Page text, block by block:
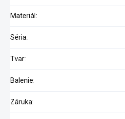
Materiál:
Séria:
Tvar:
Balenie:
Záruka: